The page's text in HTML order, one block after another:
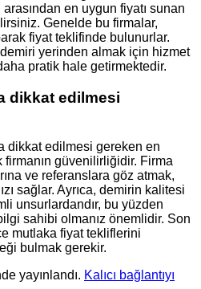
en uygun fiyatı sunan
Genelde bu firmalar,
fiyat teklifinde bulunurlar.
yerinden almak için hizmet
pratik hale getirmektedir.
dikkat edilmesi
dikkat edilmesi gereken en
firmanın güvenilirliğidir. Firma
ve referanslara göz atmak,
sağlar. Ayrıca, demirin kalitesi
unsurlardandır, bu yüzden
sahibi olmanız önemlidir. Son
mutlaka fiyat tekliflerini
bulmak gerekir.
yayınlandı. Kalıcı bağlantıyı